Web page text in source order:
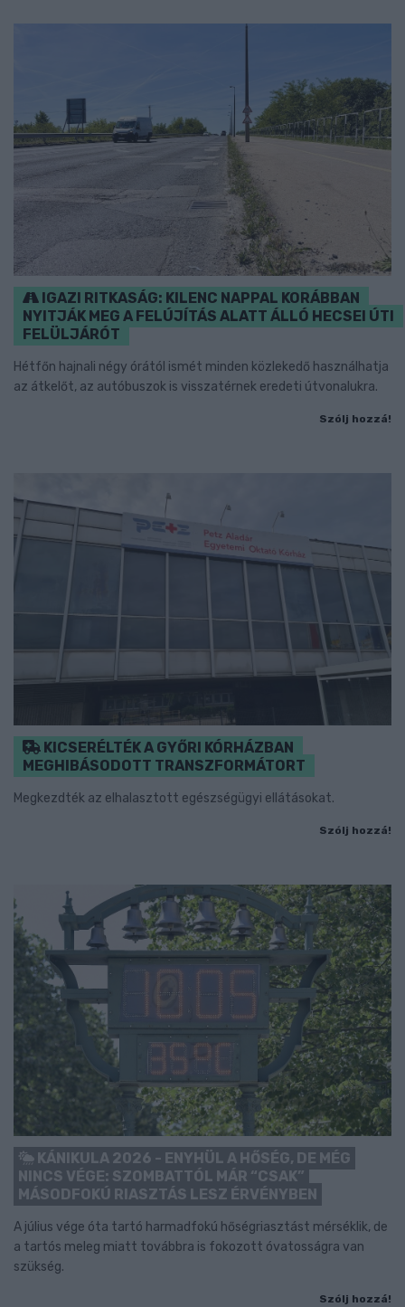
IGAZI RITKASÁG: KILENC NAPPAL KORÁBBAN
NYITJÁK MEG A FELÚJÍTÁS ALATT ÁLLÓ HECSEI ÚTI
FELÜLJÁRÓT
Hétfőn hajnali négy órától ismét minden közlekedő használhatja
az átkelőt, az autóbuszok is visszatérnek eredeti útvonalukra.
Szólj hozzá!
KICSERÉLTÉK A GYŐRI KÓRHÁZBAN
MEGHIBÁSODOTT TRANSZFORMÁTORT
Megkezdték az elhalasztott egészségügyi ellátásokat.
Szólj hozzá!
KÁNIKULA 2026 - ENYHÜL A HŐSÉG, DE MÉG
NINCS VÉGE: SZOMBATTÓL MÁR “CSAK”
MÁSODFOKÚ RIASZTÁS LESZ ÉRVÉNYBEN
A július vége óta tartó harmadfokú hőségriasztást mérséklik, de
a tartós meleg miatt továbbra is fokozott óvatosságra van
szükség.
Szólj hozzá!